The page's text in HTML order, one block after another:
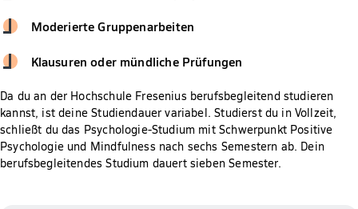
Moderierte Gruppenarbeiten
Klausuren oder mündliche Prüfungen
Da du an der Hochschule Fresenius berufsbegleitend studieren
kannst, ist deine Studiendauer variabel. Studierst du in Vollzeit,
schließt du das Psychologie-Studium mit Schwerpunkt Positive
Psychologie und Mindfulness nach sechs Semestern ab. Dein
berufsbegleitendes Studium dauert sieben Semester.